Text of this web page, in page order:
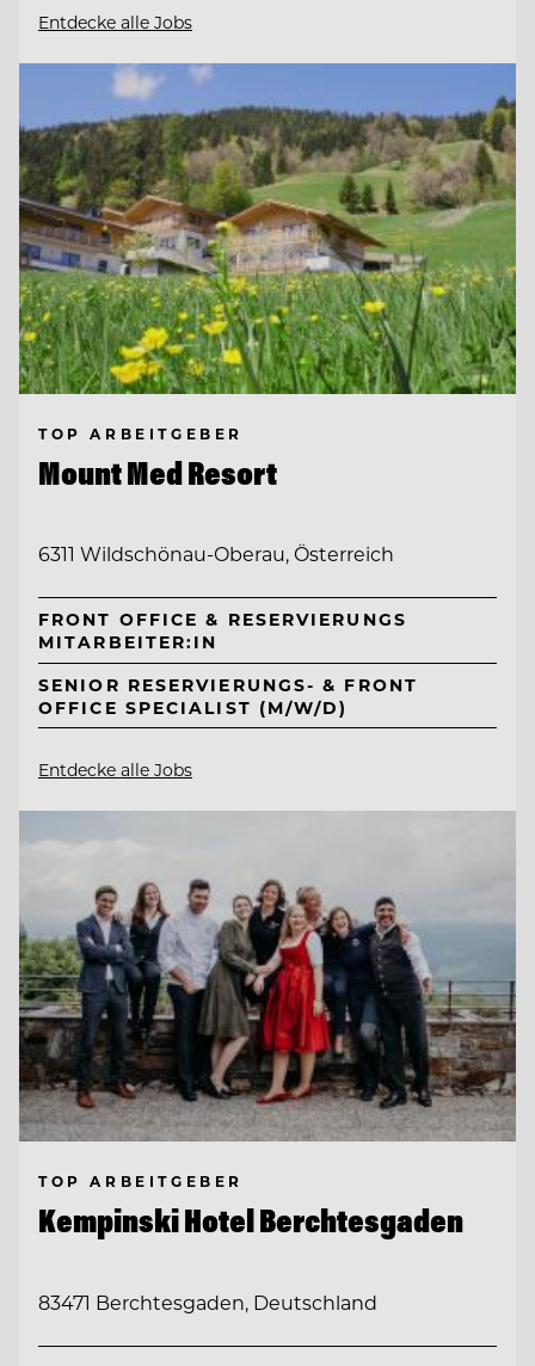
Entdecke alle Jobs
TOP ARBEITGEBER
Mount Med Resort
6311 Wildschönau-Oberau, Österreich
FRONT OFFICE & RESERVIERUNGS
MITARBEITER:IN
SENIOR RESERVIERUNGS- & FRONT
OFFICE SPECIALIST (M/W/D)
Entdecke alle Jobs
TOP ARBEITGEBER
Kempinski Hotel Berchtesgaden
83471 Berchtesgaden, Deutschland